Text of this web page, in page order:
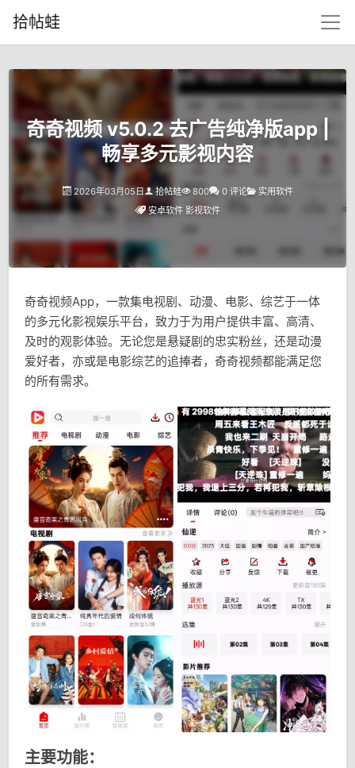
拾帖蛙
奇奇视频 v5.0.2 去广告纯净版app |
畅享多元影视内容
2026年03月05日 拾帖蛙 800 0 评论
实用软件
安卓软件 影视软件
奇奇视频App，一款集电视剧、动漫、电影、综艺于一体
的多元化影视娱乐平台，致力于为用户提供丰富、高清、
及时的观影体验。无论您是悬疑剧的忠实粉丝，还是动漫
爱好者，亦或是电影综艺的追捧者，奇奇视频都能满足您
的所有需求。
主要功能：